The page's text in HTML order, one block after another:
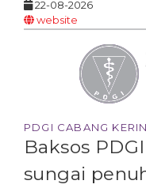
22-08-2026
website
PDGI CABANG
Baksos
sungai